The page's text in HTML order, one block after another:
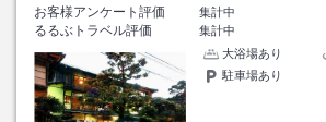
お客様アンケート評価
集計中
るるぶトラベル評価
集計中
大浴場あり
駐車場あり